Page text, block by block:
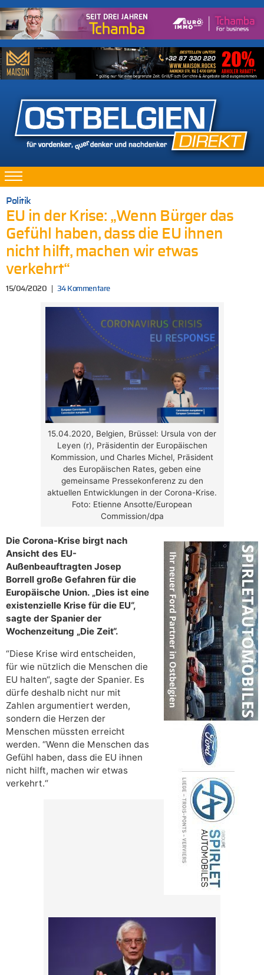
Politik
EU in der Krise: „Wenn Bürger das
Gefühl haben, dass die EU ihnen
nicht hilft, machen wir etwas
verkehrt“
15/04/2020 34 Kommentare
15.04.2020, Belgien, Brüssel: Ursula von der
Leyen (r), Präsidentin der Europäischen
Kommission, und Charles Michel, Präsident
des Europäischen Rates, geben eine
gemeinsame Pressekonferenz zu den
aktuellen Entwicklungen in der Corona-Krise.
Foto: Etienne Ansotte/European
Commission/dpa
Die Corona-Krise birgt nach
Ansicht des EU-
Außenbeauftragten Josep
Borrell große Gefahren für die
Europäische Union. „Dies ist eine
existenzielle Krise für die EU“,
sagte der Spanier der
Wochenzeitung „Die Zeit“.
“Diese Krise wird entscheiden,
für wie nützlich die Menschen die
EU halten“, sagte der Spanier. Es
dürfe deshalb nicht nur mit
Zahlen argumentiert werden,
sondern die Herzen der
Menschen müssten erreicht
werden. “Wenn die Menschen das
Gefühl haben, dass die EU ihnen
nicht hilft, machen wir etwas
verkehrt.“